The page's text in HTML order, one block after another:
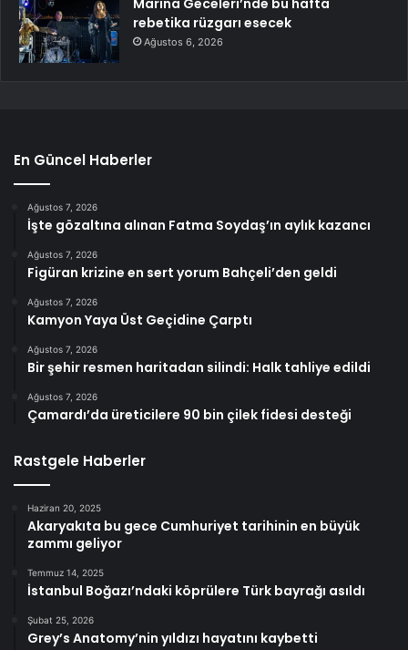
rebetika rüzgarı esecek
Ağustos 6, 2026
En Güncel Haberler
Ağustos 7, 2026
İşte gözaltına alınan Fatma Soydaş’ın aylık kazancı
Ağustos 7, 2026
Figüran krizine en sert yorum Bahçeli’den geldi
Ağustos 7, 2026
Kamyon Yaya Üst Geçidine Çarptı
Ağustos 7, 2026
Bir şehir resmen haritadan silindi: Halk tahliye edildi
Ağustos 7, 2026
Çamardı’da üreticilere 90 bin çilek fidesi desteği
Rastgele Haberler
Haziran 20, 2025
Akaryakıta bu gece Cumhuriyet tarihinin en büyük
zammı geliyor
Temmuz 14, 2025
İstanbul Boğazı’ndaki köprülere Türk bayrağı asıldı
Şubat 25, 2026
Grey’s Anatomy’nin yıldızı hayatını kaybetti